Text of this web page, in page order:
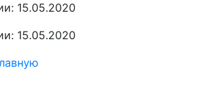
15.05.2020
15.05.2020